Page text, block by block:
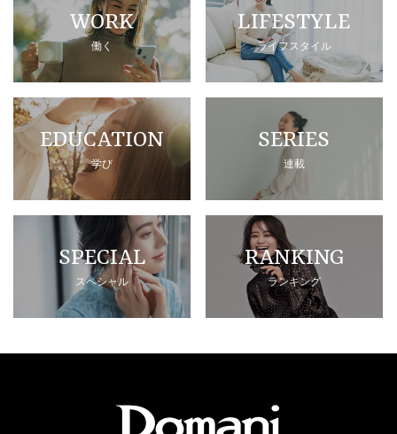
WORK
働く
LIFESTYLE
ライフスタイル
EDUCATION
学び
SERIES
連載
SPECIAL
スペシャル
RANKING
ランキング